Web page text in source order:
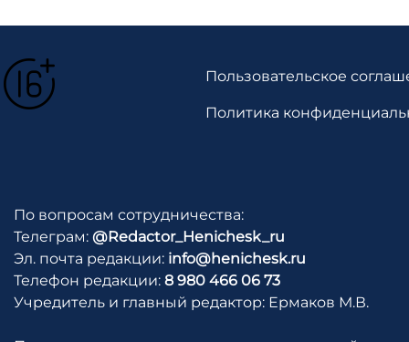
Пользовательское
Политика
По вопросам сотрудничества:
Телеграм: @Redactor_Henichesk_ru
Эл. почта редакции: info@henichesk.ru
Телефон редакции: 8 980 466 06 73
Учредитель и главный редактор: Ермаков М.В.